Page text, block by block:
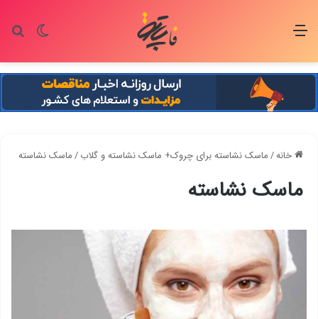
تغییر منو
خانه/ماسک نشاسته برای چروک+ ماسک نشاسته و گلاب/ماسک نشاسته
ماسک نشاسته